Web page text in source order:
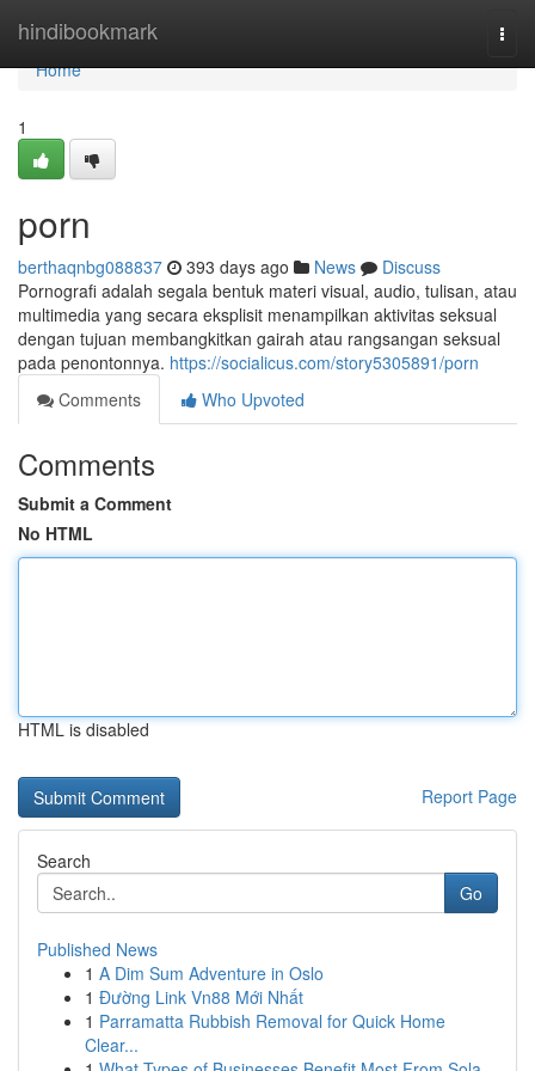
hindibookmark
Home
Home
1
porn
berthaqnbg088837 393 days ago News
Discuss
Pornografi adalah segala bentuk materi visual, audio, tulisan, atau
multimedia yang secara eksplisit menampilkan aktivitas seksual
dengan tujuan membangkitkan gairah atau rangsangan seksual
pada penontonnya. https://socialicus.com/story5305891/porn
Comments
Who Upvoted
Comments
Submit a Comment
No HTML
HTML is disabled
Report Page
Search
Go
Published News
1 A Dim Sum Adventure in Oslo
1 Đường Link Vn88 Mới Nhất
1 Parramatta Rubbish Removal for Quick Home
Clear...